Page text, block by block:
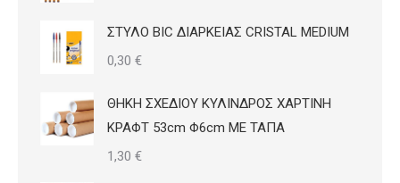
ΣΤΥΛΟ BIC ΔΙΑΡΚΕΙΑΣ CRISTAL MEDIUM
0,30 €
ΘΗΚΗ ΣΧΕΔΙΟΥ ΚΥΛΙΝΔΡΟΣ ΧΑΡΤΙΝΗ
ΚΡΑΦΤ 53cm Φ6cm ΜΕ ΤΑΠΑ
1,30 €